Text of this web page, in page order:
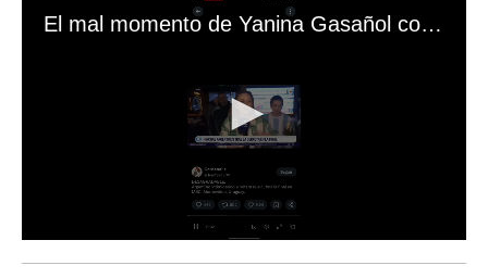
El mal momento de Yanina Gasañol con un hincha argentino en "Subrayado"
s